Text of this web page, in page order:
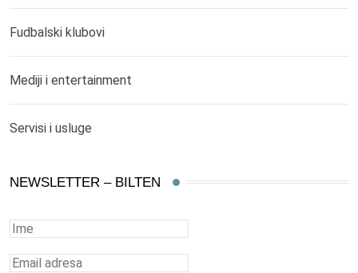
Fudbalski klubovi
Mediji i entertainment
Servisi i usluge
NEWSLETTER – BILTEN